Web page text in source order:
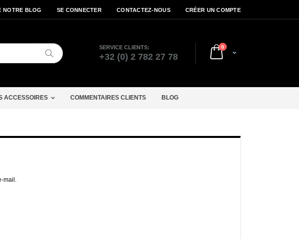
NOTRE BLOG SE CONNECTER CONTACTEZ-NOUS CRÉER UN COMPTE
Cart
0articles
Chercher
SERVICE CLIENTS:
+32 (0) 2 782 27 78
ACCESSOIRES COMMENTAIRES CLIENTS BLOG
mail.